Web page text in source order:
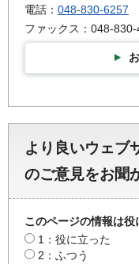
電話： 048-830-6257
ファックス：048-830-
より良いウェブ
のご意見をお聞
このページの情報は役
1：役に立った
2：ふつう